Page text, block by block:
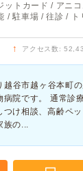
ットカード / アニ
/ 駐車場 / 往診 / ト
↑ アクセス数:
谷市越ヶ谷本町
病院です。 通常診
け相談、高齢ペッ
族の...